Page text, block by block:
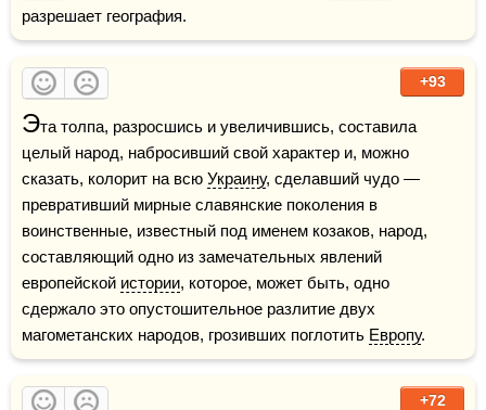
разрешает география.
+93
Эта толпа, разросшись и увеличившись, составила
целый народ, набросивший свой характер и, можно
сказать, колорит на всю Украину, сделавший чудо —
превративший мирные славянские поколения в
воинственные, известный под именем козаков, народ,
составляющий одно из замечательных явлений
европейской истории, которое, может быть, одно
сдержало это опустошительное разлитие двух
магометанских народов, грозивших поглотить Европу.
+72